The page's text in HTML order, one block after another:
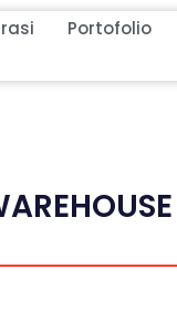
Portofolio